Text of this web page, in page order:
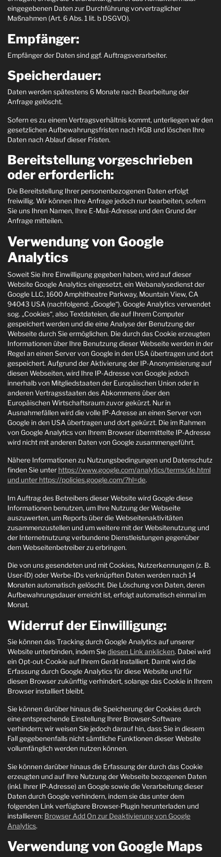
eingegebenen Daten zur Durchführung vorvertraglicher
Maßnahmen (Art. 6 Abs. 1 lit. b DSGVO).
Empfänger:
Empfänger der Daten sind ggf. Auftragsverarbeiter.
Speicherdauer:
Daten werden spätestens 6 Monate nach Bearbeitung der
Anfrage gelöscht.
Sofern es zu einem Vertragsverhältnis kommt, unterliegen wir den
gesetzlichen Aufbewahrungsfristen nach HGB und löschen Ihre
Daten nach Ablauf dieser Fristen.
Bereitstellung vorgeschrieben
oder erforderlich:
Die Bereitstellung Ihrer personenbezogenen Daten erfolgt
freiwillig. Wir können Ihre Anfrage jedoch nur bearbeiten, sofern
Sie uns Ihren Namen, Ihre E-Mail-Adresse und den Grund der
Anfrage mitteilen.
Verwendung von Google
Analytics
Soweit Sie ihre Einwilligung gegeben haben, wird auf dieser
Website Google Analytics eingesetzt, ein Webanalysedienst der
Google LLC, 1600 Amphitheatre Parkway, Mountain View, CA
94043 USA (nachfolgend: „Google“). Google Analytics verwendet
sog. „Cookies“, also Textdateien, die auf Ihrem Computer
gespeichert werden und die eine Analyse der Benutzung der
Webseite durch Sie ermöglichen. Die durch das Cookie erzeugten
Informationen über Ihre Benutzung dieser Webseite werden in der
Regel an einen Server von Google in den USA übertragen und dort
gespeichert. Aufgrund der Aktivierung der IP-Anonymisierung auf
diesen Webseiten, wird Ihre IP-Adresse von Google jedoch
innerhalb von Mitgliedstaaten der Europäischen Union oder in
anderen Vertragsstaaten des Abkommens über den
Europäischen Wirtschaftsraum zuvor gekürzt. Nur in
Ausnahmefällen wird die volle IP-Adresse an einen Server von
Google in den USA übertragen und dort gekürzt. Die im Rahmen
von Google Analytics von Ihrem Browser übermittelte IP-Adresse
wird nicht mit anderen Daten von Google zusammengeführt.
Nähere Informationen zu Nutzungsbedingungen und Datenschutz
finden Sie unter https://www.google.com/analytics/terms/de.html
und unter https://policies.google.com/?hl=de.
Im Auftrag des Betreibers dieser Website wird Google diese
Informationen benutzen, um Ihre Nutzung der Webseite
auszuwerten, um Reports über die Webseitenaktivitäten
zusammenzustellen und um weitere mit der Websitenutzung und
der Internetnutzung verbundene Dienstleistungen gegenüber
dem Webseitenbetreiber zu erbringen.
Die von uns gesendeten und mit Cookies, Nutzerkennungen (z. B.
User-ID) oder Werbe-IDs verknüpften Daten werden nach 14
Monaten automatisch gelöscht. Die Löschung von Daten, deren
Aufbewahrungsdauer erreicht ist, erfolgt automatisch einmal im
Monat.
Widerruf der Einwilligung:
Sie können das Tracking durch Google Analytics auf unserer
Website unterbinden, indem Siediesen Link anklicken. Dabei wird
ein Opt-out-Cookie auf Ihrem Gerät installiert. Damit wird die
Erfassung durch Google Analytics für diese Website und für
diesen Browser zukünftig verhindert, solange das Cookie in Ihrem
Browser installiert bleibt.
Sie können darüber hinaus die Speicherung der Cookies durch
eine entsprechende Einstellung Ihrer Browser-Software
verhindern; wir weisen Sie jedoch darauf hin, dass Sie in diesem
Fall gegebenenfalls nicht sämtliche Funktionen dieser Website
vollumfänglich werden nutzen können.
Sie können darüber hinaus die Erfassung der durch das Cookie
erzeugten und auf Ihre Nutzung der Webseite bezogenen Daten
(inkl. Ihrer IP-Adresse) an Google sowie die Verarbeitung dieser
Daten durch Google verhindern, indem sie das unter dem
folgenden Link verfügbare Browser-Plugin herunterladen und
installieren: Browser Add On zur Deaktivierung von Google
Analytics.
Verwendung von Google Maps